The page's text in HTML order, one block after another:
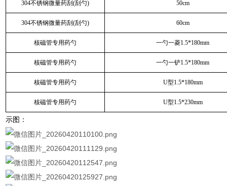
304不锈钢微量药刮(刮勺) 50cm
304不锈钢微量药刮(刮勺) 60cm
核磁管专用药勺 一勺一菱1.5*180mm
核磁管专用药勺 一勺一铲1.5*180mm
核磁管专用药勺 U型1.5*180mm
核磁管专用药勺 U型1.5*230mm
示图：